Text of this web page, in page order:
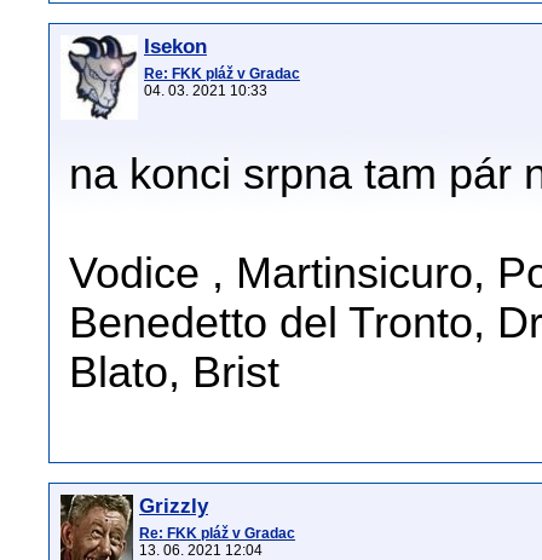
Isekon
Re: FKK pláž v Gradac
04. 03. 2021 10:33
na konci srpna tam pár
Vodice , Martinsicuro,
Benedetto del Tronto,
Blato, Brist
Grizzly
Re: FKK pláž v Gradac
13. 06. 2021 12:04